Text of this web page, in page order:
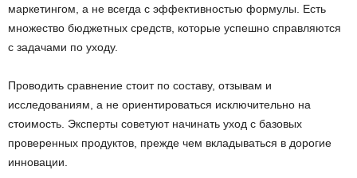
маркетингом, а не всегда с эффективностью формулы. Есть
множество бюджетных средств, которые успешно справляются
с задачами по уходу.
Проводить сравнение стоит по составу, отзывам и
исследованиям, а не ориентироваться исключительно на
стоимость. Эксперты советуют начинать уход с базовых
проверенных продуктов, прежде чем вкладываться в дорогие
инновации.